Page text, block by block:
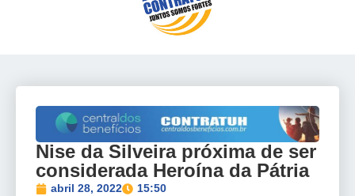
Nise da Silveira próxima de ser
considerada Heroína da Pátria
abril 28, 2022 15:50